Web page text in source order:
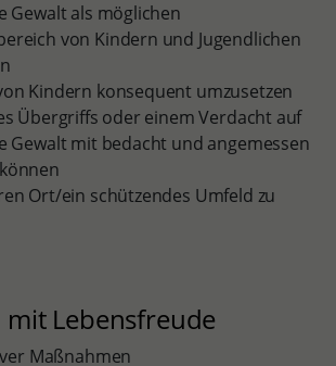
Gewalt als möglichen
von Kindern und Jugendlichen
Kindern konsequent umzusetzen
Übergriffs oder einem Verdacht auf
Gewalt mit bedacht und angemessen
Ort/ein schützendes Umfeld zu
Lebensfreude